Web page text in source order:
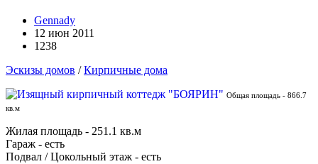
Gennady
12 июн 2011
1238
Эскизы домов /Кирпичные дома
Общая площадь - 866.7
кв.м
Жилая площадь - 251.1 кв.м
Гараж - есть
Подвал / Цокольный этаж - есть